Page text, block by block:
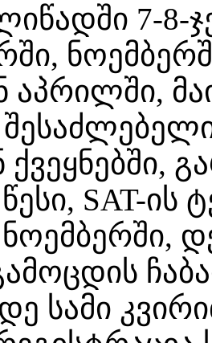
7-8-
აპრილში,
ქვეყნებში,
SAT-ის
სამი